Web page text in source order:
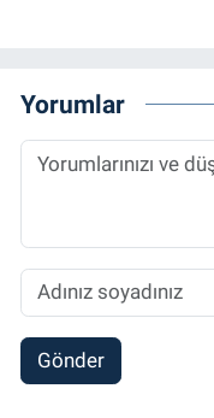
Yorumlar
Gönder